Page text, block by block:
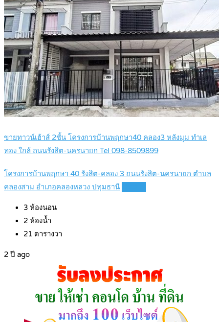
ขายทาวน์เฮ้าส์ 2ชั้น โครงการบ้านพฤกษา40 คลอง3 หลังมุม ทำเล
ทอง ใกล้ ถนนรังสิต-นครนายก Tel 098-8509899
โครงการบ้านพฤกษา 40 รังสิต-คลอง 3 ถนนรังสิต-นครนายก ตำบล
คลองสาม อำเภอคลองหลวง ปทุมธานี
3 ห้องนอน
2 ห้องน้ำ
21 ตารางวา
2 ปี ago